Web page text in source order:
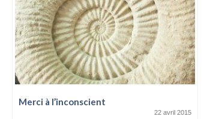
Merci à l’inconscient
22 avril 2015